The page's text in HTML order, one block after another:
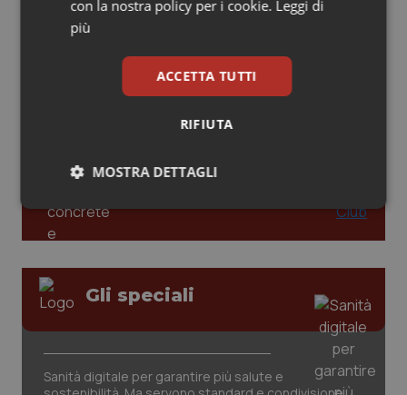
Puglia
Toscana
Umbria
Veneto
Malattie rare
Malattia di Crohn & Rettocolite Ulcerosa
Neuroscienze & patologie neurodegenerative
Obesità
Oftalmologia
Oncoematologia
Oncologia & Nutrizione
clinici ad alte prestazioni
AI e telemedicina nello studio
odontoiatrico: applicazioni concrete e
Gli speciali
Sanità digitale per garantire più salute e
con la nostra policy per i cookie. Leggi di
più
ACCETTA TUTTI
RIFIUTA
MOSTRA DETTAGLI
Necessari Statistici Marketing
I cookie necessari contribuiscono a rendere fruibile il
sito web abilitandone funzionalità di base quali la